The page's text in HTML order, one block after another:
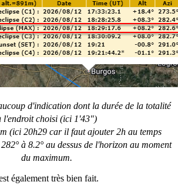
d'indication dont la durée de la totalité
l'endroit choisi (ici 1'43")
(ici 20h29 car il faut ajouter 2h au temps
à 8.2° au dessus de l'horizon au moment
du maximum.
également très bien fait.